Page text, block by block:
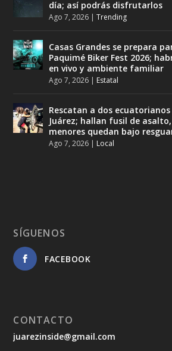
día; así podrás disfrutarlos
Ago 7, 2026 |Trending
Casas Grandes se prepara
Paquimé Biker Fest 2026;
en vivo y ambiente familiar
Ago 7, 2026 | Estatal
Rescatan a dos
Juárez; hallan fusil de
menores quedan bajo
Ago 7, 2026 | Local
SÍGUENOS
FACEBOOK
CONTACTO
juarezinside@gmail.com